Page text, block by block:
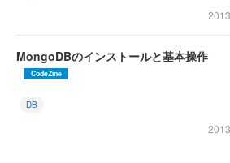
MongoDBのインストールと基本操作
CodeZine
DB